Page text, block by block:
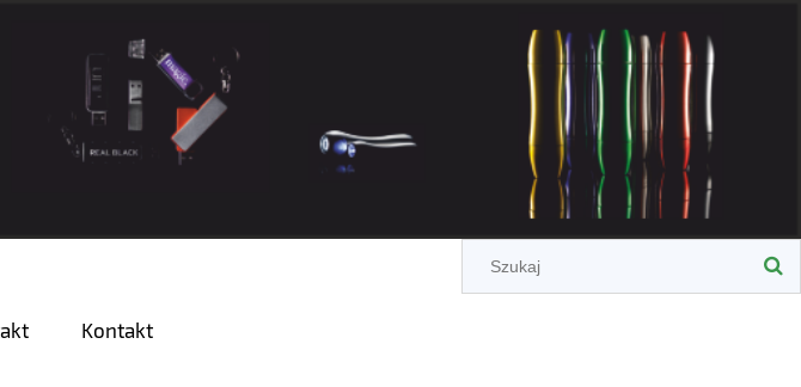
Kontakt